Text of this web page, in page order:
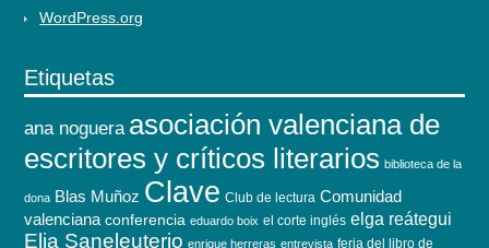
WordPress.org
Etiquetas
ana noguera asociación valenciana de
escritores y críticos literarios biblioteca de la
dona Blas Muñoz Clave Club de lectura Comunidad
valenciana conferencia eduardo boix el corte inglés elga reátegui
Elia Saneleuterio enrique herreras entrevista feria del libro de